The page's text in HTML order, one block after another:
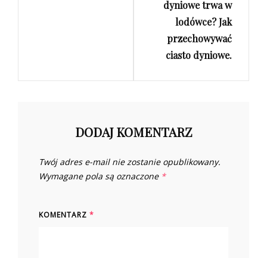
dyniowe trwa w
lodówce? Jak
przechowywać
ciasto dyniowe.
DODAJ KOMENTARZ
Twój adres e-mail nie zostanie opublikowany.
Wymagane pola są oznaczone *
KOMENTARZ *